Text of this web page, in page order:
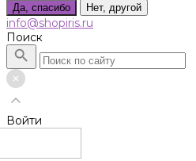
Да, спасибо Нет, другой
info@shopiris.ru
Поиск
Войти